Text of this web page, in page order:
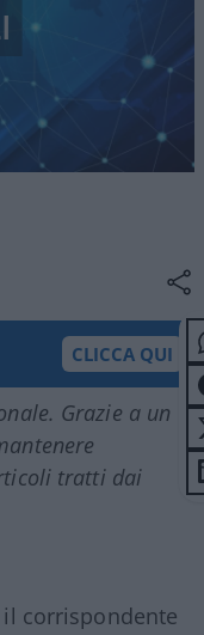
CLICCA QUI
Grazie a un
tratti dai
corrispondente